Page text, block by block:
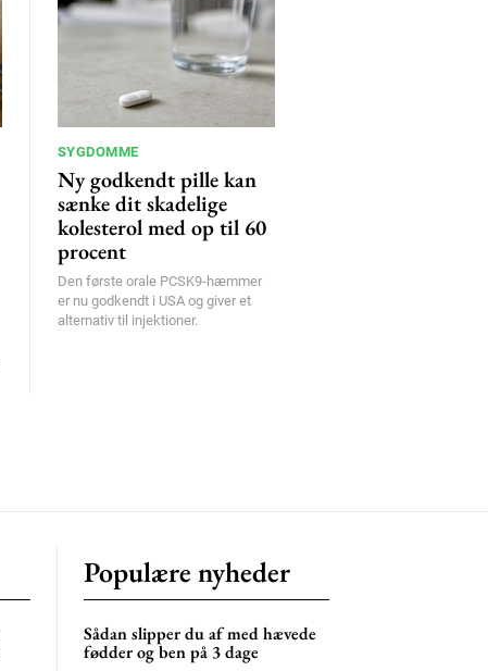
SYGDOMME
Ny godkendt pille kan
sænke dit skadelige
kolesterol med op til 60
procent
Den første orale PCSK9-hæmmer
er nu godkendt i USA og giver et
alternativ til injektioner.
Populære nyheder
Sådan slipper du af med hævede
fødder og ben på 3 dage